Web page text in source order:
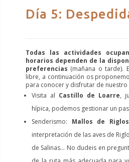
Día 5:
Todas las actividades
horarios dependen de la
preferencias (mañana o tarde).
libre, a continuación os
para conocer y disfrutar de
Visita al Castillo de Loarre,
hípica, podemos gestionar un
Senderismo: Mallos de Riglos
interpretación de las aves de
de Salinas… No dudeis en